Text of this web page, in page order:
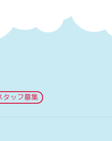
タッフ募集